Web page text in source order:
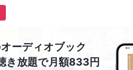
ーディオブック
き放題で月額833円